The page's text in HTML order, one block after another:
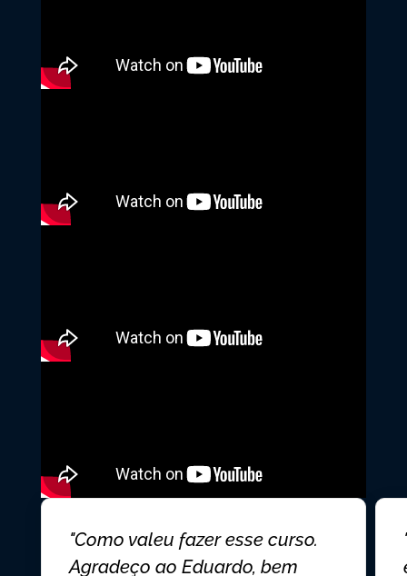
"Como valeu fazer esse curso.
Agradeço ao Eduardo, bem